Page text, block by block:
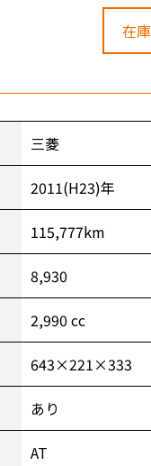
在
三菱
2011(H23)年
115,777km
8,930
2,990 cc
643×221×333
あり
AT